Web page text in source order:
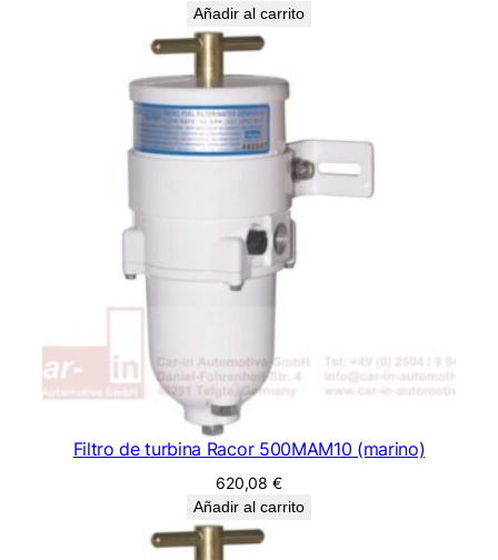
Añadir al carrito
Filtro de turbina Racor 500MAM10 (marino)
620,08€
Añadir al carrito